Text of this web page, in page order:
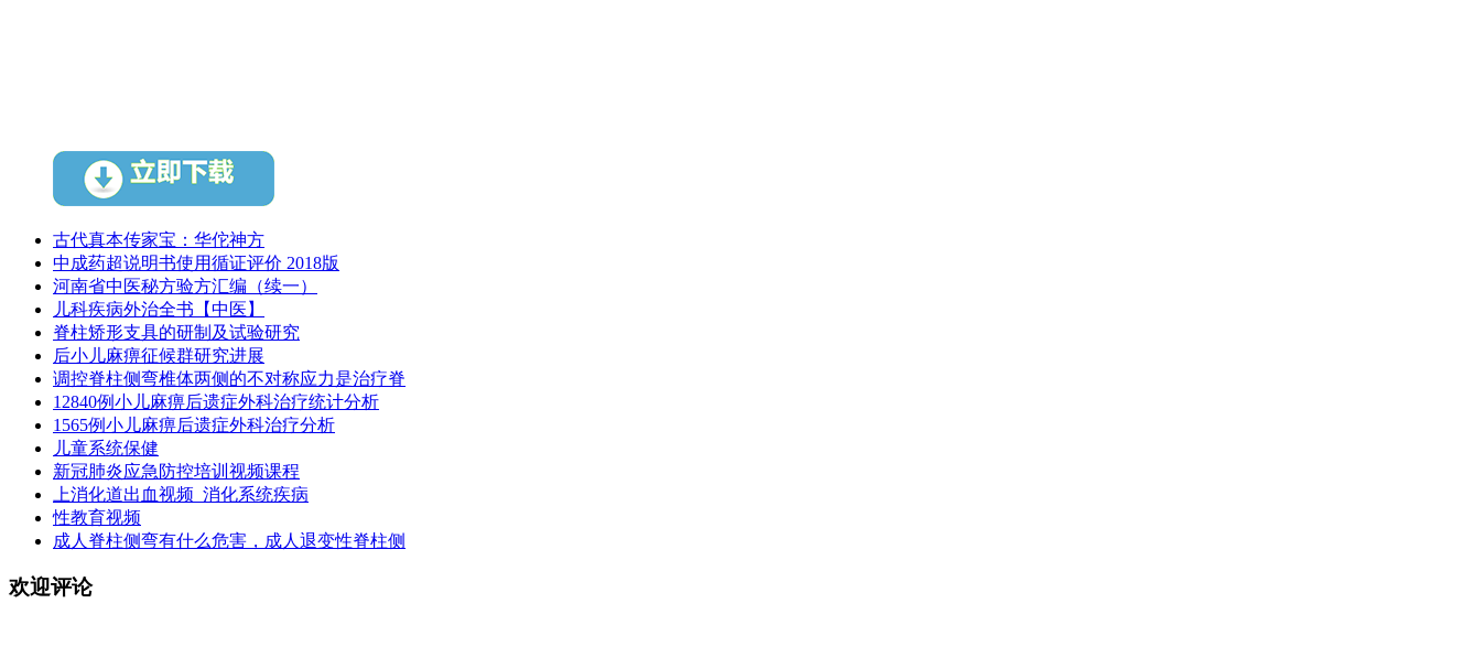
古代真本传家宝：华佗神方
中成药超说明书使用循证评价 2018版
河南省中医秘方验方汇编（续一）
儿科疾病外治全书【中医】
脊柱矫形支具的研制及试验研究
后小儿麻痹征候群研究进展
调控脊柱侧弯椎体两侧的不对称应力是治疗脊
12840例小儿麻痹后遗症外科治疗统计分析
1565例小儿麻痹后遗症外科治疗分析
儿童系统保健
新冠肺炎应急防控培训视频课程
上消化道出血视频_消化系统疾病
性教育视频
成人脊柱侧弯有什么危害，成人退变性脊柱侧
欢迎评论